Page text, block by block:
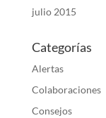
julio 2015
Categorías
Alertas
Colaboraciones
Consejos